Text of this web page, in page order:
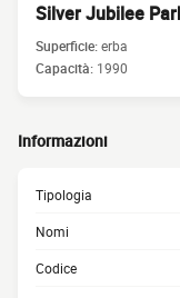
Silver Jubilee
Superficie:erba
Capacità: 1990
Informazioni
Tipologia
Nomi
Codice